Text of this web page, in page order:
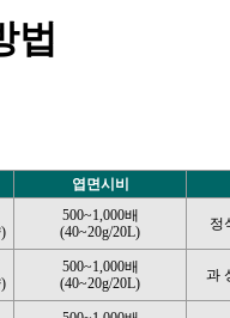
법
엽면시비
500~1,000배
(40~20g/20L)
정
500~1,000배
(40~20g/20L)
과